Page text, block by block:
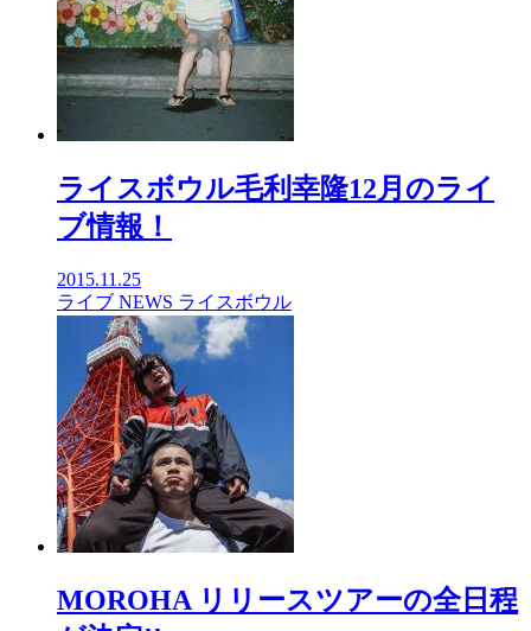
ライスボウル毛利幸隆12月のライ
ブ情報！
2015.11.25
ライブ NEWS ライスボウル
MOROHA リリースツアーの全日程